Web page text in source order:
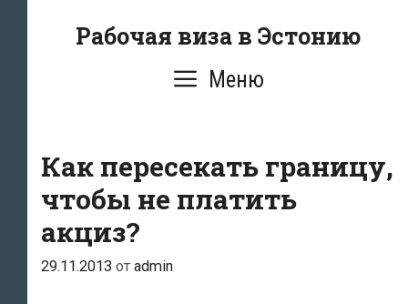
Рабочая виза в Эстонию
Меню
Как пересекать границу,
чтобы не платить
акциз?
29.11.2013 от admin